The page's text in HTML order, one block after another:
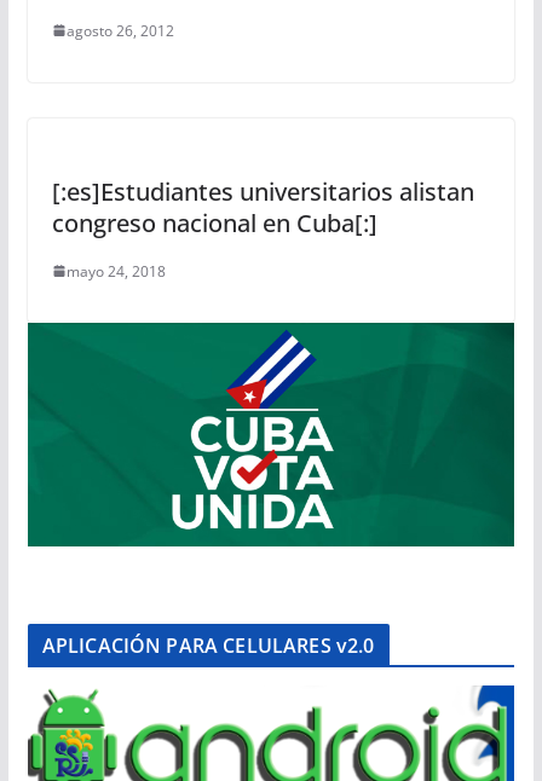
agosto 26, 2012
[:es]Estudiantes universitarios alistan
congreso nacional en Cuba[:]
mayo 24, 2018
APLICACIÓN PARA CELULARES v2.0